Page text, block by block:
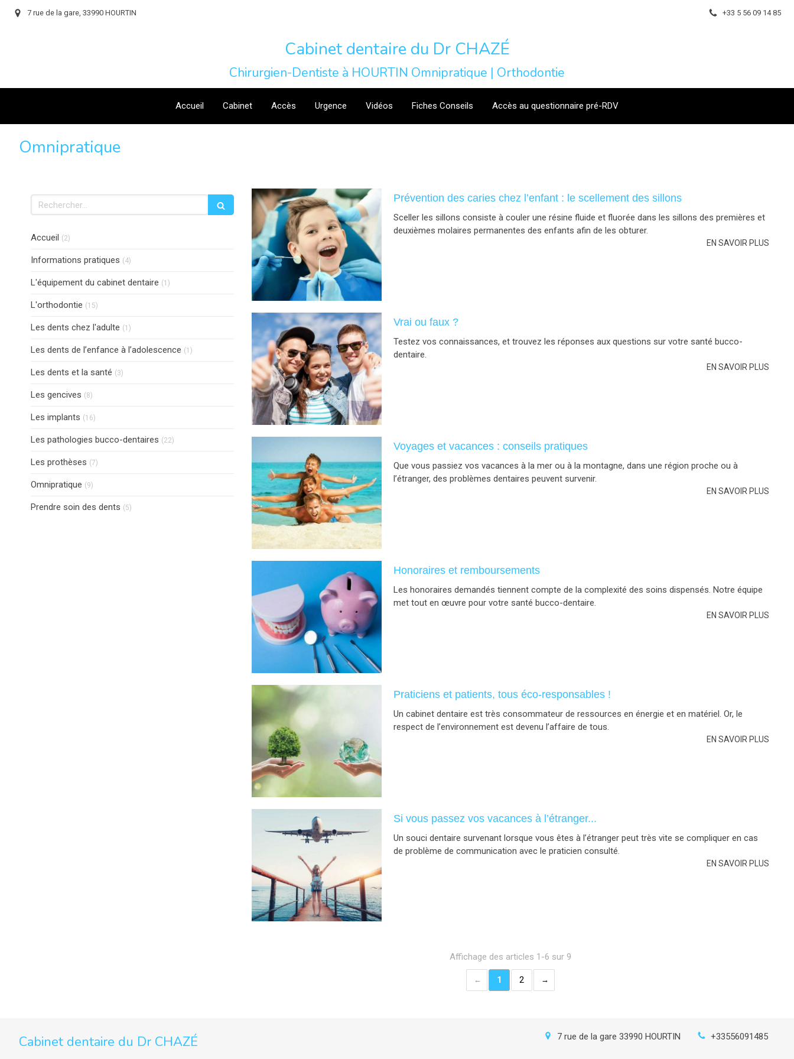
7 rue de la gare, 33990 HOURTIN +33 5 56 09 14 85
Accueil Cabinet Accès Urgence Vidéos Fiches Conseils Accès au questionnaire pré-RDV
Cabinet dentaire du Dr CHAZÉ
Chirurgien-Dentiste à HOURTIN Omnipratique | Orthodontie
Omnipratique
Prévention des caries chez l’enfant : le scellement des sillons
Sceller les sillons consiste à couler une résine fluide et fluorée dans les sillons des premières et
deuxièmes molaires permanentes des enfants afin de les obturer.
EN SAVOIR PLUS
Vrai ou faux ?
Testez vos connaissances, et trouvez les réponses aux questions sur votre santé bucco-
dentaire.
EN SAVOIR PLUS
Voyages et vacances : conseils pratiques
Que vous passiez vos vacances à la mer ou à la montagne, dans une région proche ou à
l’étranger, des problèmes dentaires peuvent survenir.
EN SAVOIR PLUS
Honoraires et remboursements
Les honoraires demandés tiennent compte de la complexité des soins dispensés. Notre équipe
met tout en œuvre pour votre santé bucco-dentaire.
EN SAVOIR PLUS
Praticiens et patients, tous éco-responsables !
Un cabinet dentaire est très consommateur de ressources en énergie et en matériel. Or, le
respect de l’environnement est devenu l’affaire de tous.
EN SAVOIR PLUS
Si vous passez vos vacances à l’étranger...
Un souci dentaire survenant lorsque vous êtes à l’étranger peut très vite se compliquer en cas
de problème de communication avec le praticien consulté.
EN SAVOIR PLUS
Affichage des articles 1-6 sur 9
1 2
Rechercher
Accueil (2)
Informations pratiques (4)
L'équipement du cabinet dentaire (1)
L'orthodontie (15)
Les dents chez l'adulte (1)
Les dents de l’enfance à l’adolescence (1)
Les dents et la santé (3)
Les gencives (8)
Les implants (16)
Les pathologies bucco-dentaires (22)
Les prothèses (7)
Omnipratique (9)
Prendre soin des dents (5)
Cabinet dentaire du Dr CHAZÉ 7 rue de la gare 33990 HOURTIN +33556091485